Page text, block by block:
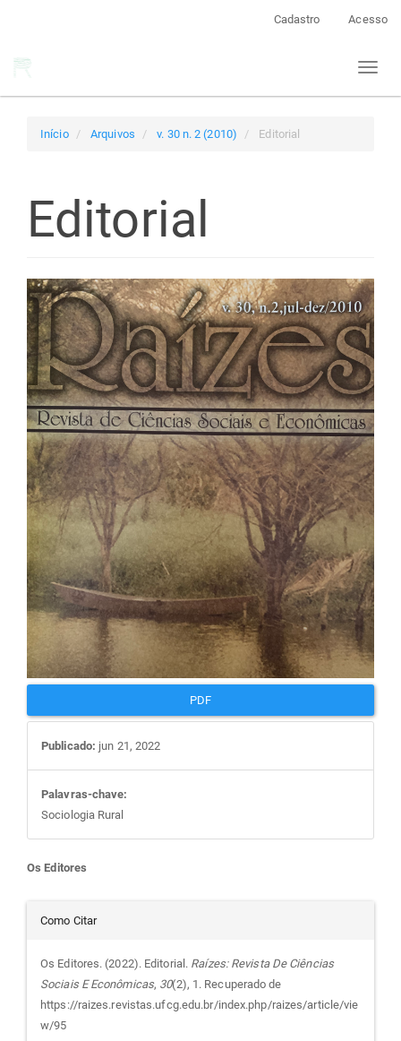
Cadastro Acesso
Toggle
Início Arquivos v. 30 n. 2 (2010) Editorial
Editorial
Barra
lateral
de
artigos
PDF
Publicado: jun 21, 2022
Palavras-chave:
Sociologia Rural
Conteúdo
do
artigo
principal
Os Editores
Detalhes
do
artigo
Como Citar
Os Editores. (2022). Editorial. Raízes: Revista De Ciências
Sociais E Econômicas, 30(2), 1. Recuperado de
https://raizes.revistas.ufcg.edu.br/index.php/raizes/article/vie
w/95